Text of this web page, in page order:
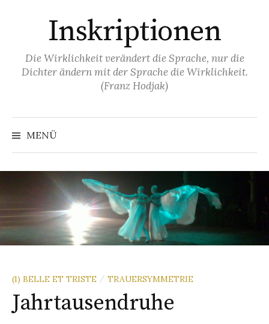
Inskriptionen
Die Wirklichkeit verändert die Sprache, nur die
Dichter ändern mit der Sprache die Wirklichkeit.
(Franz Hodjak)
MENÜ
(1) BELLE ET TRISTE / TRAUERSYMMETRIE
Jahrtausendruhe